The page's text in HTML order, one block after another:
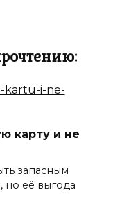
карту и не
запасным
но её выгода